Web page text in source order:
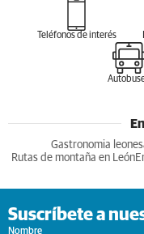
Teléfonos de interés
Gastronomia
Rutas de montaña en León
Suscríbete a
Nombre